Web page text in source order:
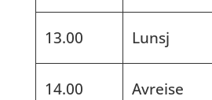
13.00 Lunsj
14.00 Avreise